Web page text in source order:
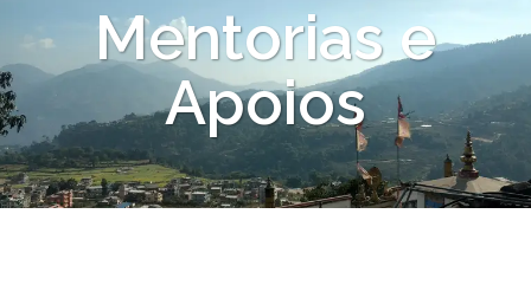
Mentorias e
Apoios